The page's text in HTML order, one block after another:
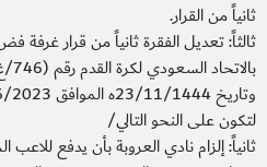
ثانياً من القرار.
ثالثاً: تعديل الفقرة ثانياً من قرار غرفة
لتكون على النحو التالي/
ثانياً: إلزام نادي العروبة بأن يدفع